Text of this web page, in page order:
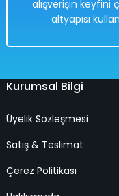
Işıklı 50 Kg Taşıma
alışverişin keyfini
altyapısı
Kurumsal Bilgi
Üyelik Sözleşmesi
Satış & Teslimat
Çerez Politikası